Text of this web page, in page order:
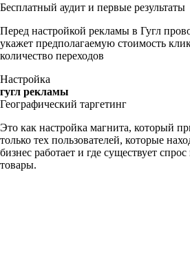
Бесплатный аудит и первые результаты
Перед настройкой рекламы в Гугл
укажет предполагаемую стоимость
количество переходов
Настройка
гугл рекламы
Географический таргетинг
Это как настройка магнита, который
только тех пользователей, которые
бизнес работает и где существует
товары.